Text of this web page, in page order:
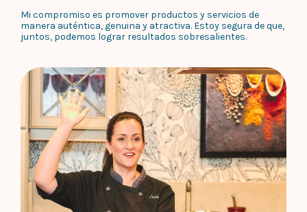
Mi compromiso es promover productos y servicios de
manera auténtica, genuina y atractiva. Estoy segura de que,
juntos, podemos lograr resultados sobresalientes.